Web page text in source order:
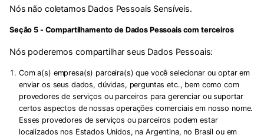
Nós não coletamos Dados Pessoais Sensíveis.
Seção 5 - Compartilhamento de Dados Pessoais com terceiros
Nós poderemos compartilhar seus Dados Pessoais:
Com a(s) empresa(s) parceira(s) que você selecionar ou optar em
enviar os seus dados, dúvidas, perguntas etc., bem como com
provedores de serviços ou parceiros para gerenciar ou suportar
certos aspectos de nossas operações comerciais em nosso nome.
Esses provedores de serviços ou parceiros podem estar
localizados nos Estados Unidos, na Argentina, no Brasil ou em